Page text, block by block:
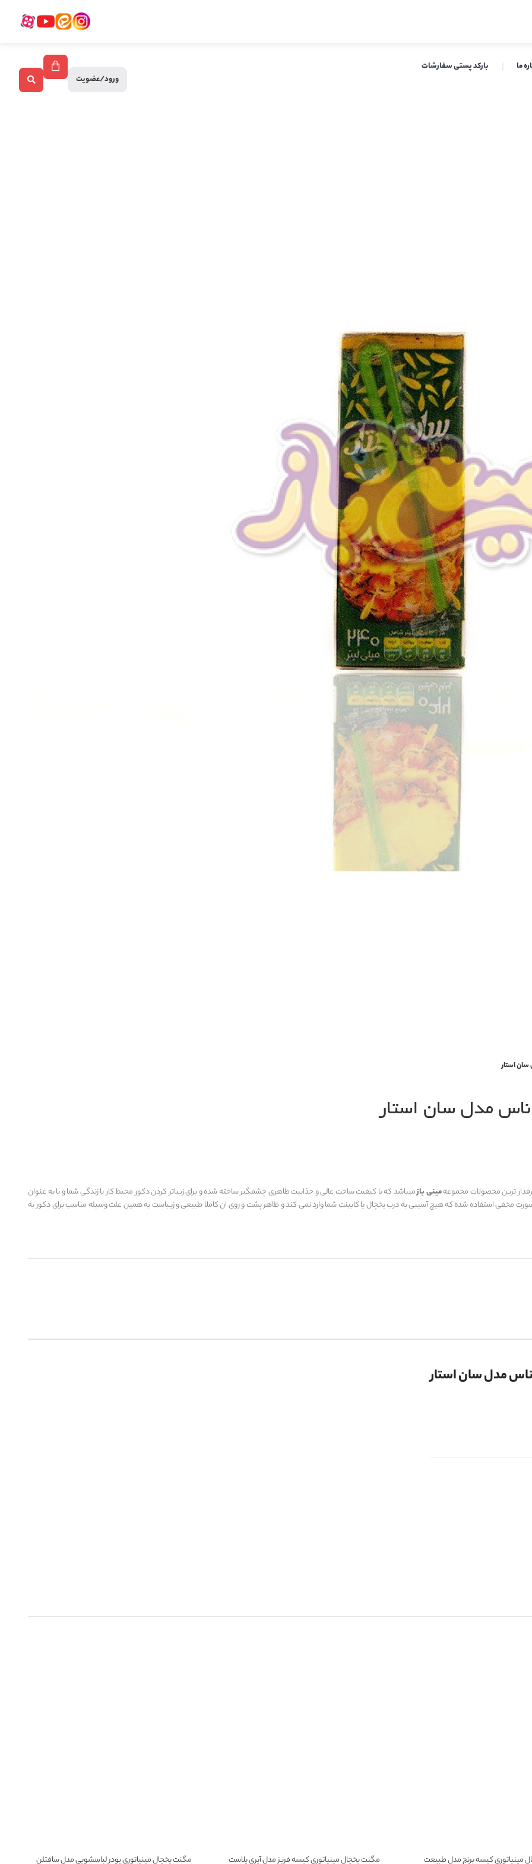
ما
بارکد پستی سفارشات
ورود/عضویت
سان استار
مدل سان استار
ترین محصولات مجموعهمینی بازمیباشد که با کیفیت ساخت عالی و جذابیت ظاهری چشمگیر ساخته شده و برای زیباتر کردن دکور محیط کار یا زندگی شما و یا به عنوان
مخفی استفاده شده که هیچ آسیبی به درب یخچال یا کابینت شما وارد نمی کند و ظاهر پشت و روی ان کاملا طبیعی و زیباست به همین علت وسیله مناسب برای دکور به
مدل سان استار
مینیاتوری کیسه برنج مدل طبیعت
مگنت یخچال مینیاتوری کیسه فریز مدل آیری پلاست
مگنت یخچال مینیاتوری پودر لباسشویی مدل سافتلن